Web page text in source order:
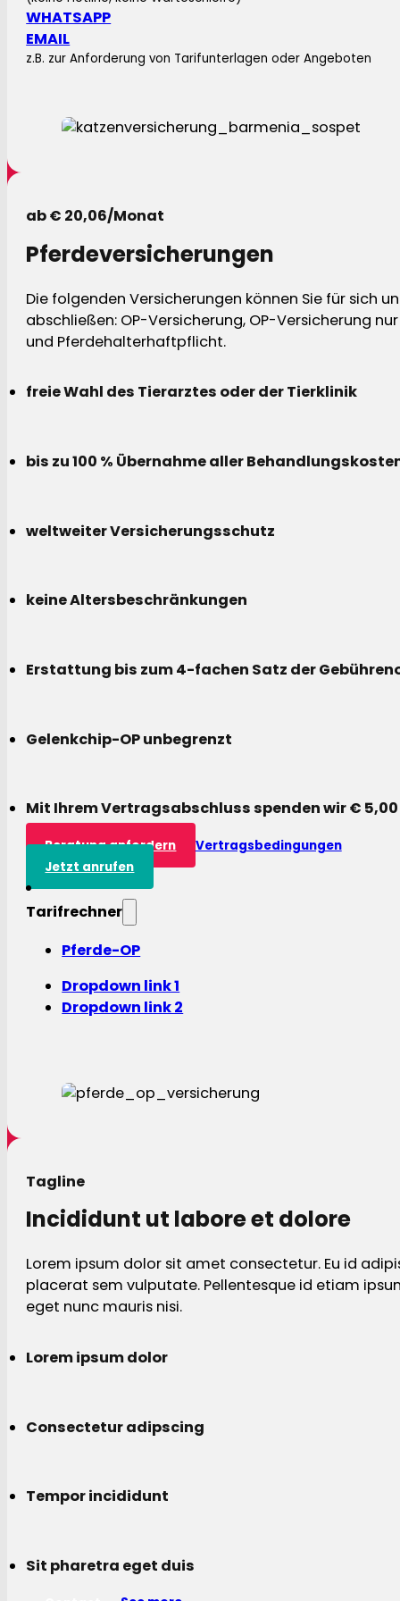
WHATSAPP
EMAIL
z.B. zur Anforderung von Tarifunterlagen oder Angeboten
ab € 20,06/Monat
Pferdeversicherungen
Die folgenden Versicherungen können Sie für sich
abschließen: OP-Versicherung, OP-Versicherung
und Pferdehalterhaftpflicht.
freie Wahl des Tierarztes oder der Tierklinik
bis zu 100 % Übernahme aller
weltweiter Versicherungsschutz
keine Altersbeschränkungen
Erstattung bis zum 4-fachen Satz der
Gelenkchip-OP unbegrenzt
Mit Ihrem Vertragsabschluss spenden wir €
Beratung anfordern
Vertragsbedingungen
Jetzt anrufen
Tarifrechner
Pferde-OP
Dropdown link 1
Dropdown link 2
Tagline
Incididunt ut labore et dolore
Lorem ipsum dolor sit amet consectetur. Eu id
placerat sem vulputate. Pellentesque id etiam
eget nunc mauris nisi.
Lorem ipsum dolor
Consectetur adipscing
Tempor incididunt
Sit pharetra eget duis